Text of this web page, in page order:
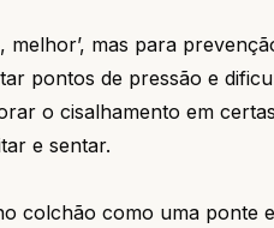
melhor’, mas para
pontos de pressão e
o cisalhamento em
e sentar.
colchão como uma ponte